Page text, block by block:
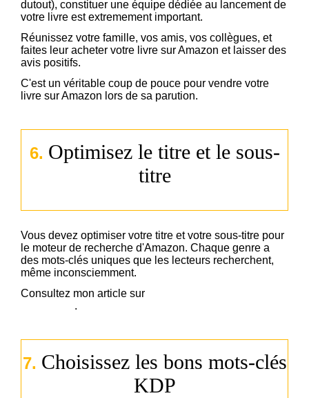
dutout), constituer une équipe dédiée au lancement de
votre livre est extremement important.
Réunissez votre famille, vos amis, vos collègues, et
faites leur acheter votre livre sur Amazon et laisser des
avis positifs.
C'est un véritable coup de pouce pour vendre votre
livre sur Amazon lors de sa parution.
6. Optimisez le titre et le sous-
titre
Vous devez optimiser votre titre et votre sous-titre pour
le moteur de recherche d'Amazon. Chaque genre a
des mots-clés uniques que les lecteurs recherchent,
même inconsciemment.
Consultez mon article sur
.
7. Choisissez les bons mots-clés
KDP